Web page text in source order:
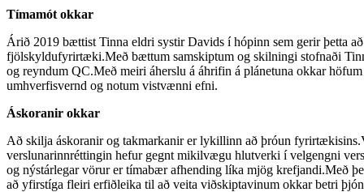
Tímamót okkar
Árið 2019 bættist Tinna eldri systir Davids í hópinn sem gerir þetta
fjölskyldufyrirtæki.Með bættum samskiptum og skilningi stofnaði
og reyndum QC.Með meiri áherslu á áhrifin á plánetuna okkar
umhverfisvernd og notum vistvænni efni.
Áskoranir okkar
Að skilja áskoranir og takmarkanir er lykillinn að þróun
verslunarinnréttingin hefur gegnt mikilvægu hlutverki í velgengni
og nýstárlegar vörur er tímabær afhending líka mjög krefjandi.Með
að yfirstíga fleiri erfiðleika til að veita viðskiptavinum okkar betri